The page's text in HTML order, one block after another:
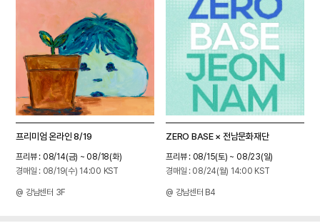
프리미엄 온라인 8/19
프리뷰 : 08/14(금) ~ 08/18(화)
경매일 : 08/19(수) 14:00 KST
@ 강남센터 3F
ZERO BASE × 전남문화재단
프리뷰 : 08/15(토) ~ 08/23(일)
경매일 : 08/24(월) 14:00 KST
@ 강남센터 B4